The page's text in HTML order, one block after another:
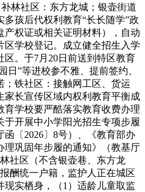
林社区：东方龙城；银壶街道
孩后代权利教育“长长随学”政
权证或相关证明材料），自动
学校登记。成立健全招生入学
。于7月20日前送到特区教育
日”等进校参不雅、提前签约、
铁社区：接触网工区、货运
家长宣传区域内权利教育平衡成
学校要严酷落实教育收费办理
开展中小学阳光招生专项步履
函〔2026〕8号）、《教育部办
理巩固年步履的通知》（教基厅
社区（不含银壶巷、东方龙
酬统一户籍，监护人正在城区
实栖身，（1）适龄儿童取监